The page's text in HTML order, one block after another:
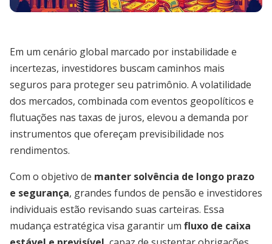
Em um cenário global marcado por instabilidade e
incertezas, investidores buscam caminhos mais
seguros para proteger seu patrimônio. A volatilidade
dos mercados, combinada com eventos geopolíticos e
flutuações nas taxas de juros, elevou a demanda por
instrumentos que ofereçam previsibilidade nos
rendimentos.
Com o objetivo de manter solvência de longo prazo
e segurança, grandes fundos de pensão e investidores
individuais estão revisando suas carteiras. Essa
mudança estratégica visa garantir um fluxo de caixa